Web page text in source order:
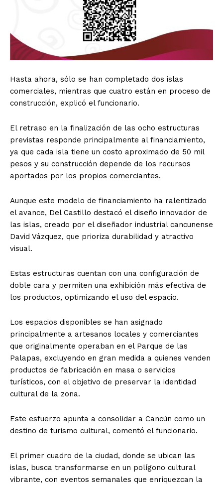
Hasta ahora, sólo se han completado dos islas
comerciales, mientras que cuatro están en proceso de
construcción, explicó el funcionario.
El retraso en la finalización de las ocho estructuras
previstas responde principalmente al financiamiento,
ya que cada isla tiene un costo aproximado de 50 mil
pesos y su construcción depende de los recursos
aportados por los propios comerciantes.
Aunque este modelo de financiamiento ha ralentizado
el avance, Del Castillo destacó el diseño innovador de
las islas, creado por el diseñador industrial cancunense
David Vázquez, que prioriza durabilidad y atractivo
visual.
Estas estructuras cuentan con una configuración de
doble cara y permiten una exhibición más efectiva de
los productos, optimizando el uso del espacio.
Los espacios disponibles se han asignado
principalmente a artesanos locales y comerciantes
que originalmente operaban en el Parque de las
Palapas, excluyendo en gran medida a quienes venden
productos de fabricación en masa o servicios
turísticos, con el objetivo de preservar la identidad
cultural de la zona.
Este esfuerzo apunta a consolidar a Cancún como un
destino de turismo cultural, comentó el funcionario.
El primer cuadro de la ciudad, donde se ubican las
islas, busca transformarse en un polígono cultural
vibrante, con eventos semanales que enriquezcan la